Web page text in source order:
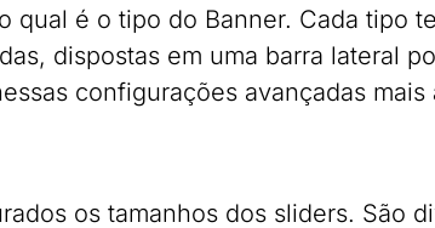
qual é o tipo do Banner. Cada tipo
dispostas em uma barra lateral
configurações avançadas
os tamanhos dos sliders. São